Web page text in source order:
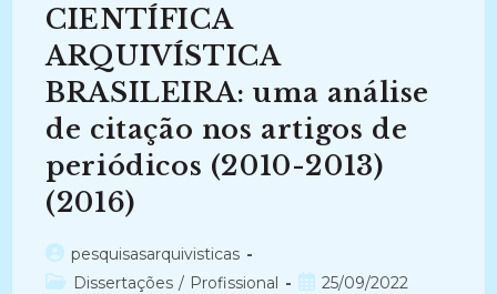
CIENTÍFICA
ARQUIVÍSTICA
BRASILEIRA: uma análise
de citação nos artigos de
periódicos (2010-2013)
(2016)
Autor
do
pesquisasarquivisticas
Categoria
Dissertações / Profissional
Post25/09/2022